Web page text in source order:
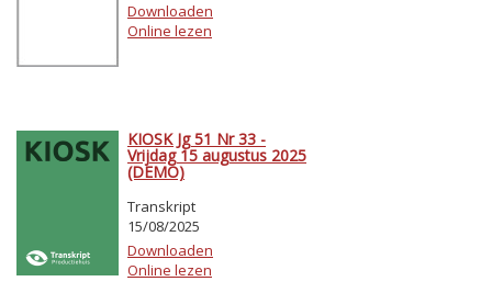
Downloaden
Online lezen
KIOSK Jg 51 Nr 33 -
Vrijdag 15 augustus 2025
(DEMO)
Transkript
15/08/2025
Downloaden
Online lezen